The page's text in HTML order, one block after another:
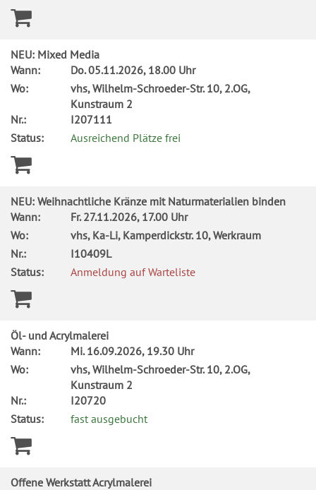
NEU: Mixed Media
Wann:
Do.05.11.2026, 18.00 Uhr
Wo:
vhs, Wilhelm-Schroeder-Str. 10, 2.OG,
Kunstraum 2
Nr.:
I207111
Status:
Ausreichend Plätze frei
NEU: Weihnachtliche Kränze mit Naturmaterialien binden
Wann:
Fr.27.11.2026, 17.00 Uhr
Wo:
vhs, Ka-Li, Kamperdickstr. 10, Werkraum
Nr.:
I10409L
Status:
Anmeldung auf Warteliste
Öl- und Acrylmalerei
Wann:
Mi.16.09.2026, 19.30 Uhr
Wo:
vhs, Wilhelm-Schroeder-Str. 10, 2.OG,
Kunstraum 2
Nr.:
I20720
Status:
fast ausgebucht
Offene Werkstatt Acrylmalerei